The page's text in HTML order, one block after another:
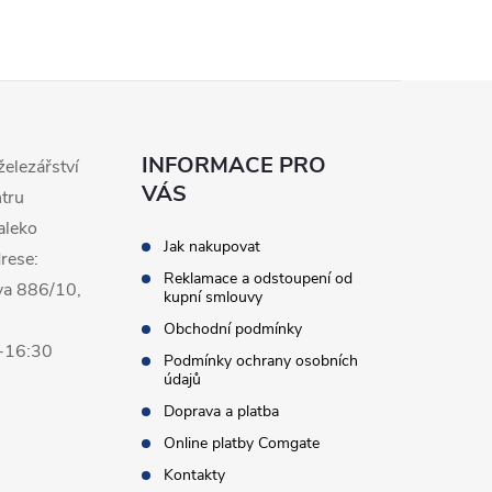
886/10,
16:30
INFORMACE PRO
VÁS
Jak nakupovat
Reklamace a odstoupení od
kupní smlouvy
Obchodní podmínky
Podmínky ochrany osobních
údajů
Doprava a platba
Online platby Comgate
Kontakty